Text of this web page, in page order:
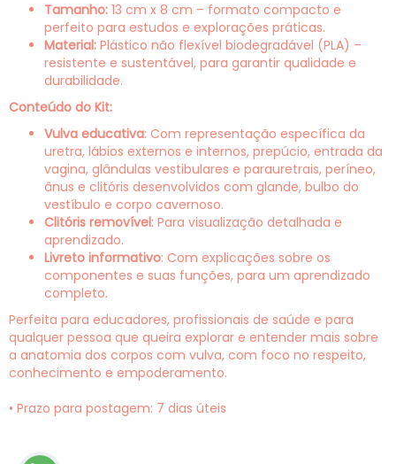
Tamanho: 13 cm x 8 cm – formato compacto e
perfeito para estudos e explorações práticas.
Material: Plástico não flexível biodegradável (PLA) –
resistente e sustentável, para garantir qualidade e
durabilidade.
Conteúdo do Kit:
Vulva educativa: Com representação específica da
uretra, lábios externos e internos, prepúcio, entrada da
vagina, glândulas vestibulares e parauretrais, períneo,
ânus e clitóris desenvolvidos com glande, bulbo do
vestíbulo e corpo cavernoso.
Clitóris removível: Para visualização detalhada e
aprendizado.
Livreto informativo: Com explicações sobre os
componentes e suas funções, para um aprendizado
completo.
Perfeita para educadores, profissionais de saúde e para
qualquer pessoa que queira explorar e entender mais sobre
a anatomia dos corpos com vulva, com foco no respeito,
conhecimento e empoderamento.
• Prazo para postagem: 7 dias úteis